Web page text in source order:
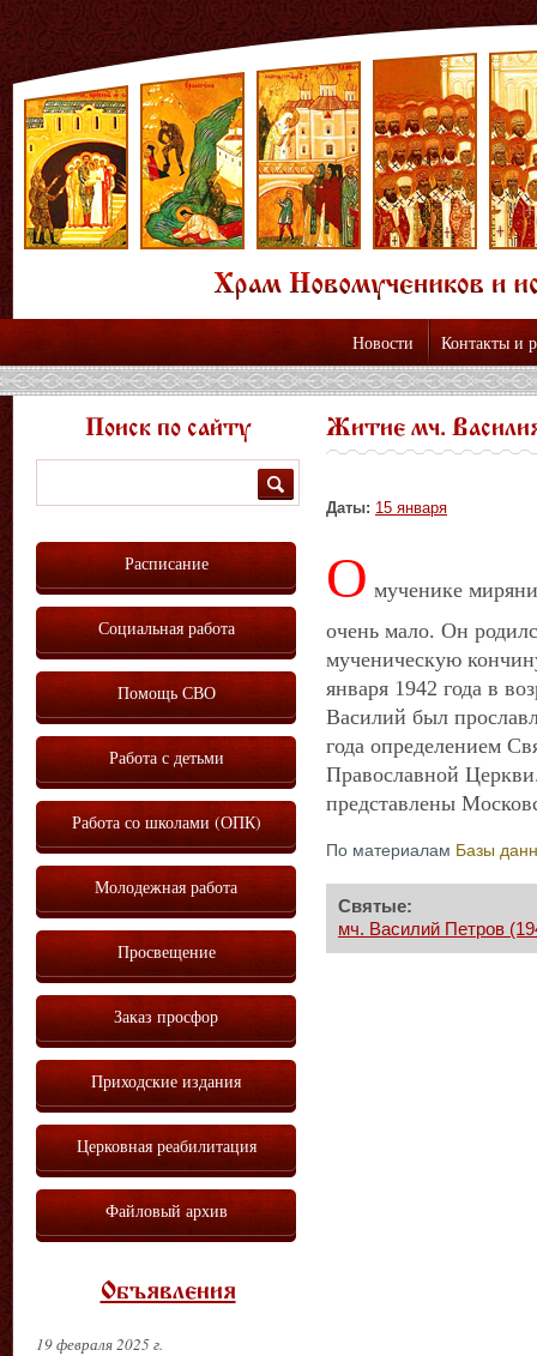
Новости Контакты и
Житие мч.
Даты: 15 января
О мученике
очень мало. Он
мученическую
января 1942 года в
Василий был
года определением
Православной
представлены
По материалам Базы
Святые:
мч. Василий Петров
Поиск по сайту
Расписание
Социальная работа
Помощь СВО
Работа с детьми
Работа со школами (ОПК)
Молодежная работа
Просвещение
Заказ просфор
Приходские издания
Церковная реабилитация
Файловый архив
Объявления
19 февраля 2025 г.